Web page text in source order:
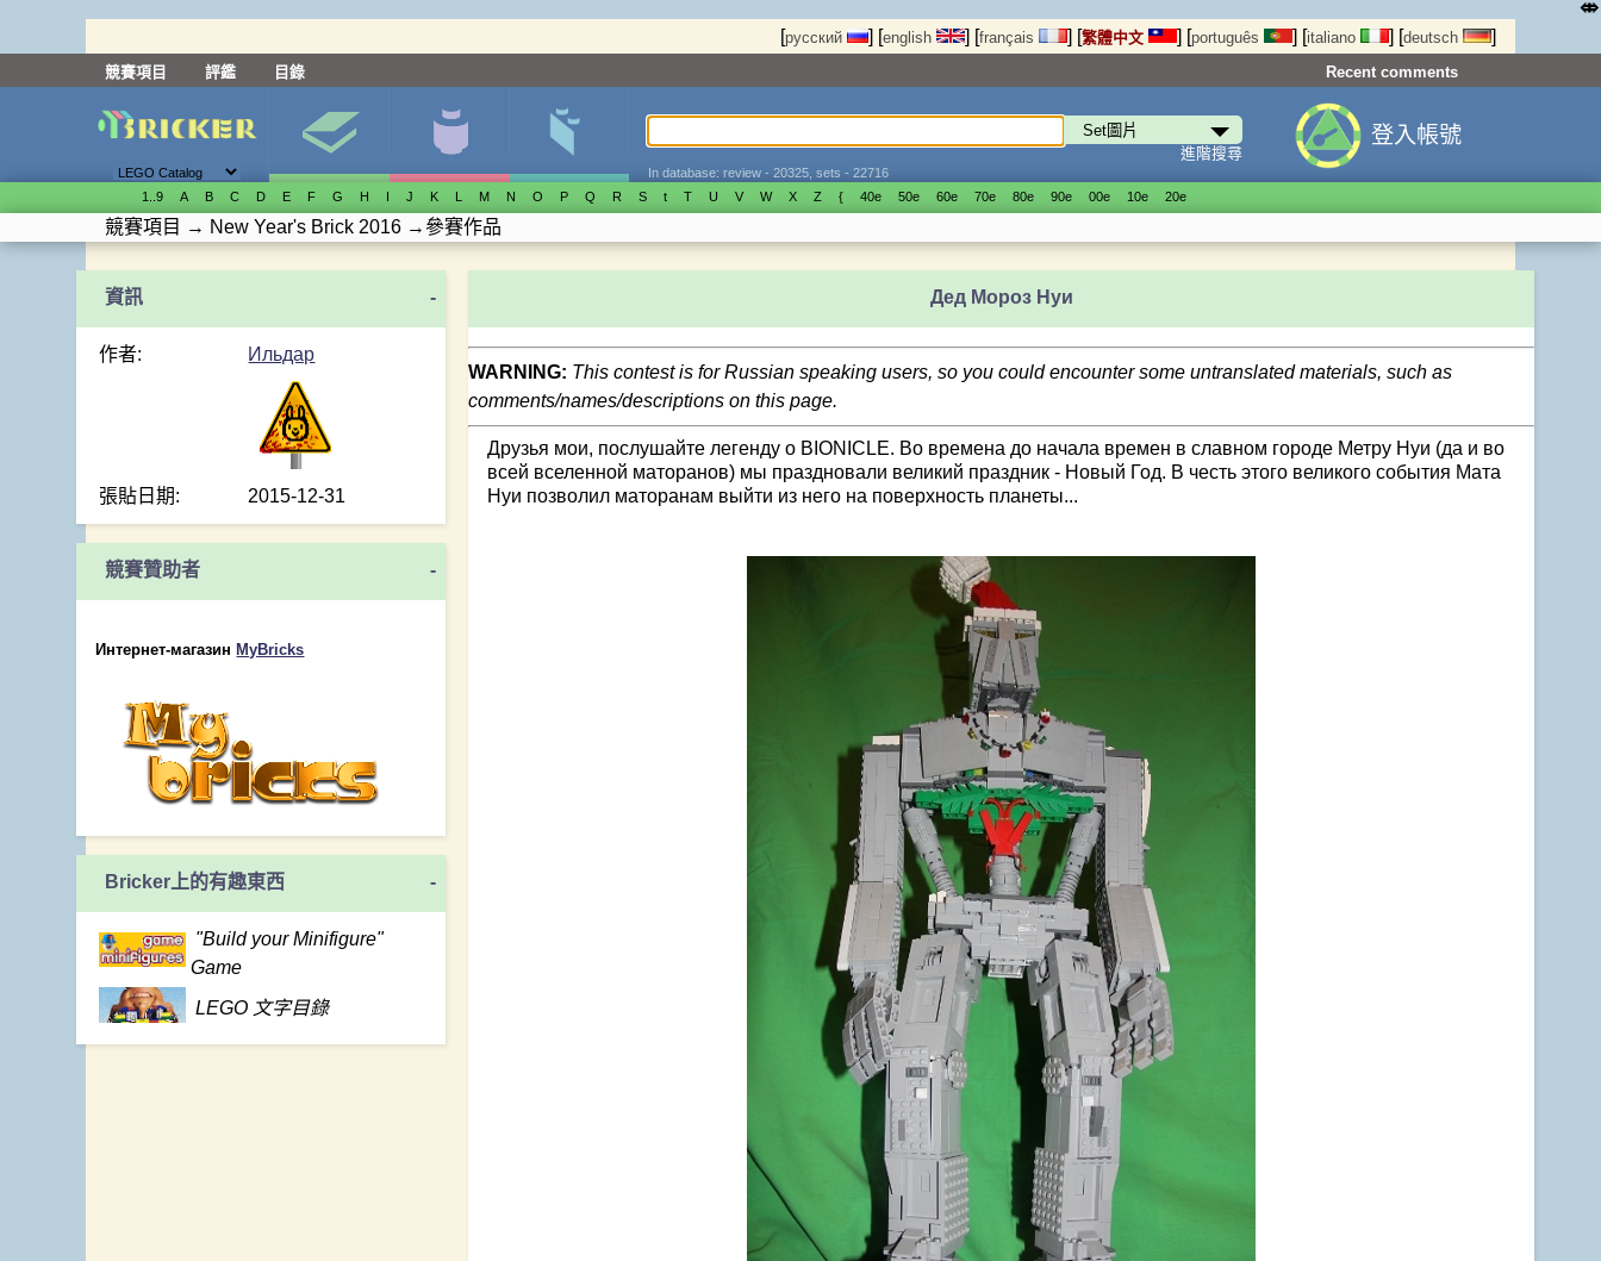
[русский ] [english ] [français ] [繁體中文 ] [português ] [italiano ] [deutsch ]
競賽項目 評鑑 目錄 Recent comments
進階搜尋
In database: review - 20325, sets - 22716
登入帳號
1..9 A B C D E F G H I J K L M N O P Q R S t T U V W X Z { 40е 50е 60е 70е 80е 90е 00е 10е 20е
競賽項目 → New Year's Brick 2016 →參賽作品
-
作者: Ильдар
張貼日期: 2015-12-31
競賽贊助者 -
Интернет-магазин MyBricks
Bricker上的有趣東西 -
"Build your Minifigure"
Game
LEGO 文字目錄
Дед Мороз Нуи
WARNING: This contest is for Russian speaking users, so you could encounter some untranslated materials, such as
comments/names/descriptions on this page.
Друзья мои, послушайте легенду о BIONICLE. Во времена до начала времен в славном городе Метру Нуи (да и во
всей вселенной маторанов) мы праздновали великий праздник - Новый Год. В честь этого великого события Мата
Нуи позволил маторанам выйти из него на поверхность планеты...
⤄